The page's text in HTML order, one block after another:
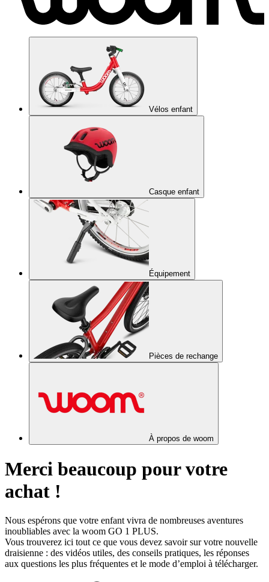
Vélos enfant
Casque enfant
Équipement
Pièces de rechange
À propos de woom
Merci beaucoup pour votre
achat !
Nous espérons que votre enfant vivra de nombreuses aventures
inoubliables avec la woom GO 1 PLUS.
Vous trouverez ici tout ce que vous devez savoir sur votre nouvelle
draisienne : des vidéos utiles, des conseils pratiques, les réponses
aux questions les plus fréquentes et le mode d’emploi à télécharger.